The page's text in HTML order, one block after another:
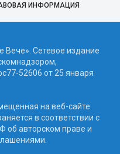
ИНФОРМАЦИЯ
Сетевое издание
52606 от 25 января
на веб-сайте
в соответствии с
об авторском праве и